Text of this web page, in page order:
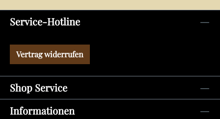
Service-Hotline
Vertrag widerrufen
Shop Service
Informationen